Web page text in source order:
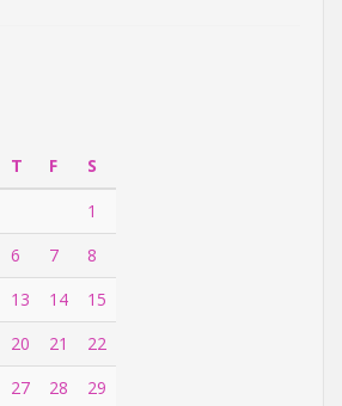
T F
S
1
6 7
8
13 14
15
20 21
22
27 28 29